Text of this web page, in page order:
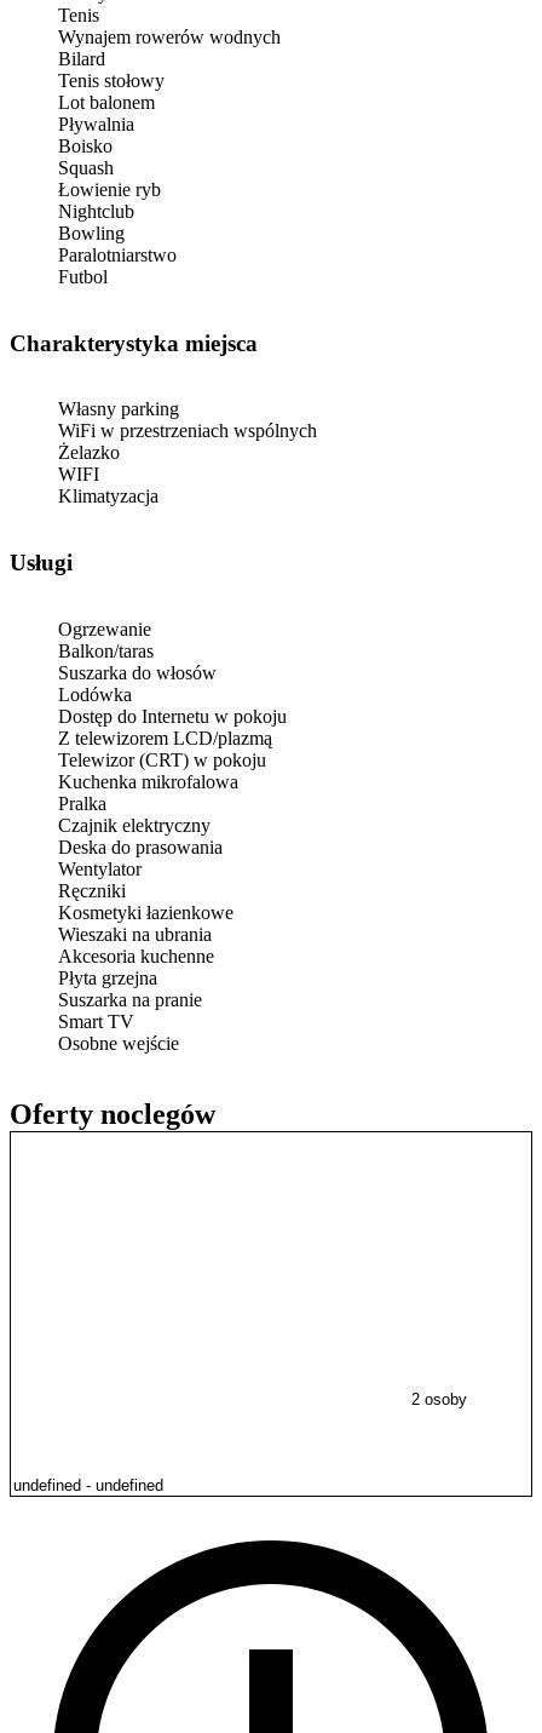
Oferty noclegów
2 osoby
Tenis
Wynajem rowerów wodnych
Bilard
Tenis stołowy
Lot balonem
Pływalnia
Boisko
Squash
Łowienie ryb
Nightclub
Bowling
Paralotniarstwo
Futbol
Charakterystyka miejsca
Własny parking
WiFi w przestrzeniach wspólnych
Żelazko
WIFI
Klimatyzacja
Usługi
Ogrzewanie
Balkon/taras
Suszarka do włosów
Lodówka
Dostęp do Internetu w pokoju
Z telewizorem LCD/plazmą
Telewizor (CRT) w pokoju
Kuchenka mikrofalowa
Pralka
Czajnik elektryczny
Deska do prasowania
Wentylator
Ręczniki
Kosmetyki łazienkowe
Wieszaki na ubrania
Akcesoria kuchenne
Płyta grzejna
Suszarka na pranie
Smart TV
Osobne wejście